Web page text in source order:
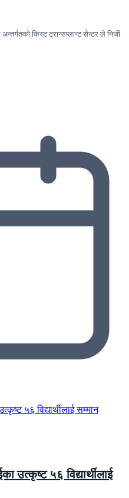
किस्ट ट्रान्सप्लान्ट सेन्टर ले निजी
उत्कृष्ट ५६ विद्यार्थीलाई